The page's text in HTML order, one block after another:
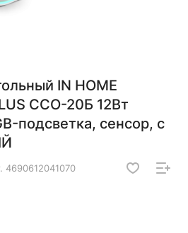
IN HOME
ССО-20Б 12Вт
подсветка, сенсор, с
4690612041070